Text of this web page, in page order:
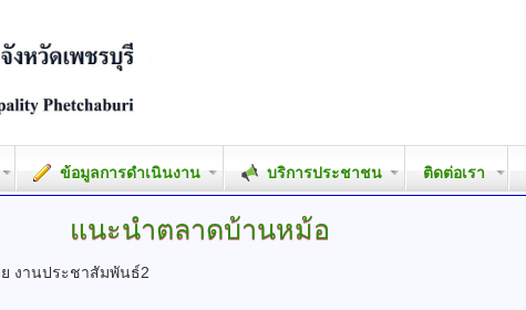
ข้อมูลการดำเนินงาน บริการประชาชน ติดต่อเรา
แนะนำตลาดบ้านหม้อ
งานประชาสัมพันธ์2